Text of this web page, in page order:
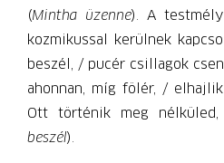
(Mintha üzenne). A
kozmikussal kerülnek
beszél, / pucér csillagok
ahonnan, míg fölér, /
Ott történik meg
beszél).